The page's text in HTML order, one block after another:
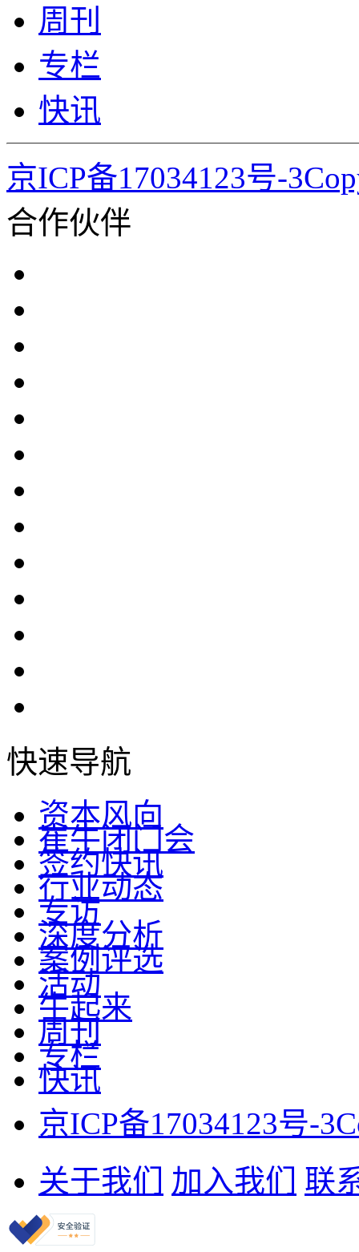
周刊
专栏
快讯
京ICP备17034123号-
合作伙伴
快速导航
资本风向
崔牛闭门会
签约快讯
行业动态
专访
深度分析
案例评选
活动
牛起来
周刊
专栏
快讯
京ICP备17034123号-3
关于我们
加入我们 联